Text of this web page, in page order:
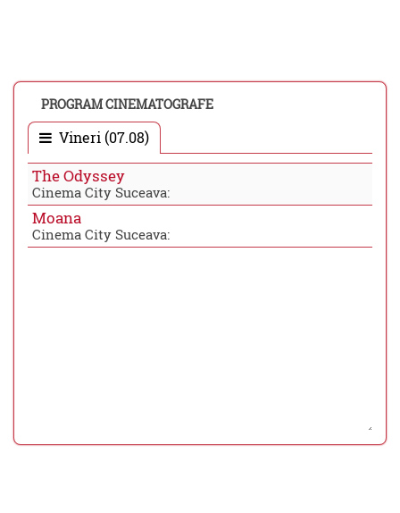
PROGRAM CINEMATOGRAFE
Vineri (07.08)
The Odyssey
Cinema City Suceava:
Moana
Cinema City Suceava: